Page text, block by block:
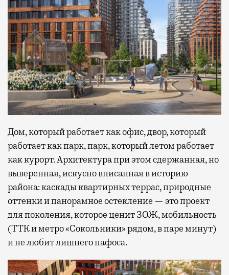
Дом, который работает как офис, двор, который
работает как парк, парк, который летом работает
как курорт. Архитектура при этом сдержанная, но
выверенная, искусно вписанная в историю
района: каскады квартирных террас, природные
оттенки и панорамное остекление — это проект
для поколения, которое ценит ЗОЖ, мобильность
(ТТК и метро «Сокольники» рядом, в паре минут)
и не любит лишнего пафоса.